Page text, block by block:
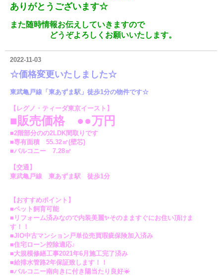
ありがとうございます☆
また随時情報お伝えしていきますので
どうぞよろしくお願いいたします。
2022-11-03
☆価格変更いたしました☆
東武亀戸線「東あずま駅」徒歩1分の物件です☆
【レグノ・ティーダ東京イースト】
■販売価格 ●●万円
■2階部分のの2LDK間取りです
■専有面積 55.32㎡(壁芯)
■バルコニー 7.28㎡
【交通】
東武亀戸線 東あずま駅 徒歩1分
【おすすめポイント】
■ペット飼育可能
■リフォーム済みなので内装美麗✨そのまますぐにお住い頂けま
す！！
■JIO中古マンション戸単位売買瑕疵保険加入済み
■住宅ローン控除適応♪
■大規模修繕工事2021年6月施工完了済み
■給排水管路2年保証致します！！
■バルコニー南向きに付き陽当たり良好☀